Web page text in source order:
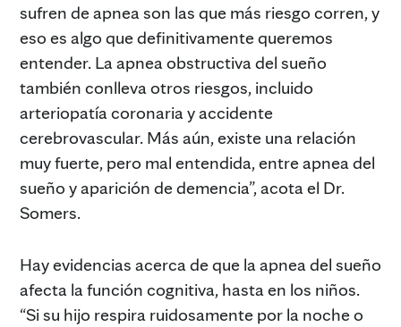
sufren de apnea son las que más riesgo corren, y
eso es algo que definitivamente queremos
entender. La apnea obstructiva del sueño
también conlleva otros riesgos, incluido
arteriopatía coronaria y accidente
cerebrovascular. Más aún, existe una relación
muy fuerte, pero mal entendida, entre apnea del
sueño y aparición de demencia”, acota el Dr.
Somers.
Hay evidencias acerca de que la apnea del sueño
afecta la función cognitiva, hasta en los niños.
“Si su hijo respira ruidosamente por la noche o